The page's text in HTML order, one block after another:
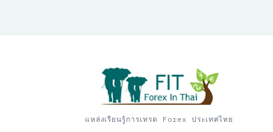
แหล่งเรียนรู้การเทรด Forex ประเทศไทย